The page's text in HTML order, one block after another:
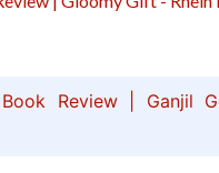
Book Review | Ganjil